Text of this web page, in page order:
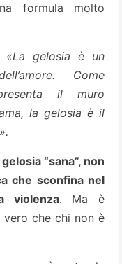
formula molto
«La gelosia è un
Come
il muro
la gelosia è il
“sana”, non
che sconfina nel
violenza. Ma è
che chi non è